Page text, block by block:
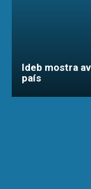
Ideb mostra
país